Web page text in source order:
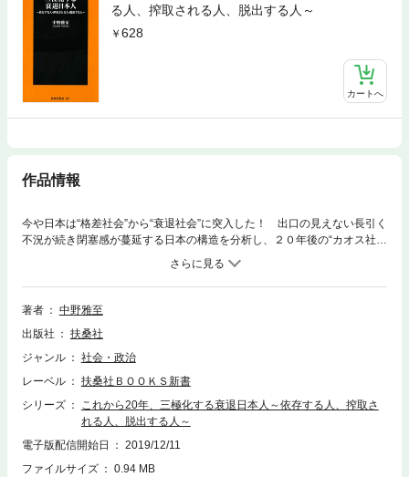
る人、搾取される人、脱出する人～
628
カートへ
作品情報
今や日本は“格差社会”から“衰退社会”に突入した！ 出口の見えない長引く
不況が続き閉塞感が蔓延する日本の構造を分析し、２０年後の“カオス社
著者
中野雅至
出版社
扶桑社
ジャンル
社会・政治
レーベル
扶桑社ＢＯＯＫＳ新書
シリーズ
これから20年、三極化する衰退日本人～依存する人、搾取さ
れる人、脱出する人～
電子版配信開始日
2019/12/11
ファイルサイズ
0.94 MB